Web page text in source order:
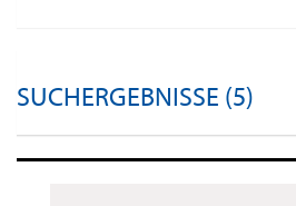
SUCHERGEBNISSE (5)